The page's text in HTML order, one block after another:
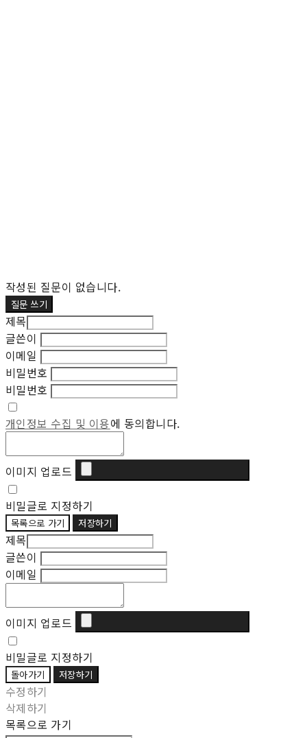
작성된 질문이 없습니다.
질문 쓰기
제목
글쓴이
이메일
비밀번호
비밀번호
개인정보 수집 및 이용에 동의합니다.
이미지 업로드
비밀글로 지정하기
목록으로 가기 저장하기
제목
글쓴이
이메일
이미지 업로드
비밀글로 지정하기
돌아가기 저장하기
수정하기
삭제하기
목록으로 가기